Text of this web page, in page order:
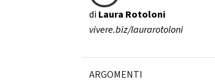
diLaura Rotoloni
vivere.biz/laurarotoloni
ARGOMENTI